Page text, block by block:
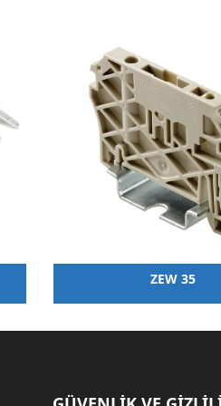
ZEW 35